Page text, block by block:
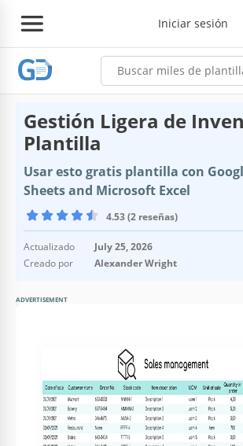
Iniciar sesión
Gestión Ligera de
Plantilla
Usar esto gratis plantilla con
Sheets and Microsoft Excel
4.53 (2 reseñas)
Actualizado
July 25, 2026
Creado por
Alexander Wright
ADVERTISEMENT